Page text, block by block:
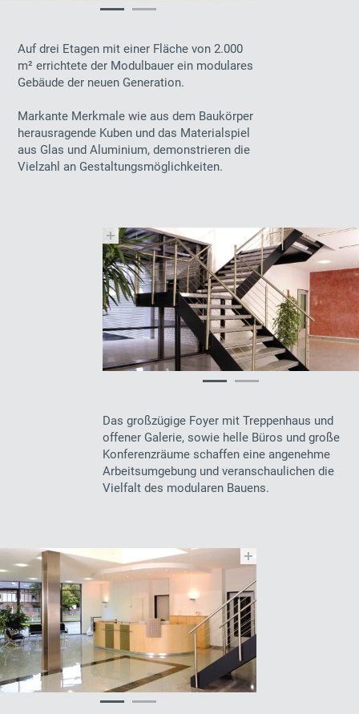
Auf drei Etagen mit einer Fläche von 2.000
m² errichtete der Modulbauer ein modulares
Gebäude der neuen Generation.
Markante Merkmale wie aus dem Baukörper
herausragende Kuben und das Materialspiel
aus Glas und Aluminium, demonstrieren die
Vielzahl an Gestaltungsmöglichkeiten.
Das großzügige Foyer mit Treppenhaus und
offener Galerie, sowie helle Büros und große
Konferenzräume schaffen eine angenehme
Arbeitsumgebung und veranschaulichen die
Vielfalt des modularen Bauens.